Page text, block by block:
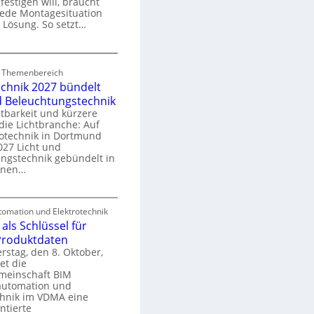
Montagesituation
So setzt…
2027 bündelt
Beleuchtungstechnik
und kürzere
Lichtbranche: Auf
in Dortmund
Licht und
gebündelt in
und Elektrotechnik
als Schlüssel für
den 8. Oktober,
die
BIM
und
im VDMA eine